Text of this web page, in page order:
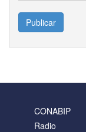
Publicar
CONABIP
Radio